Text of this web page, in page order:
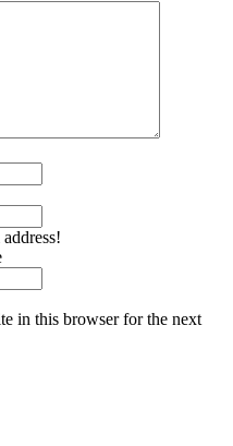
in this browser for the next